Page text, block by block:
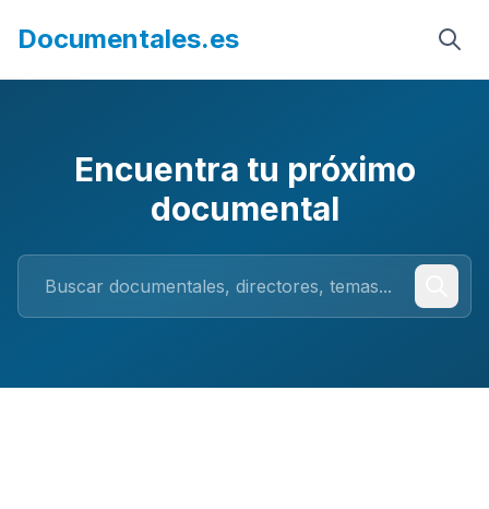
Documentales.es
Encuentra tu próximo
documental